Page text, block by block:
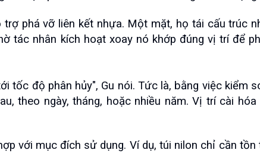
phá vỡ liên kết nhựa. Một mặt, họ tái cấu trúc
tác nhân kích hoạt xoay nó khớp đúng vị trí để
tốc độ phân hủy", Gu nói. Tức là, bằng việc kiểm
theo ngày, tháng, hoặc nhiều năm. Vị trí cài
với mục đích sử dụng. Ví dụ, túi nilon chỉ cần